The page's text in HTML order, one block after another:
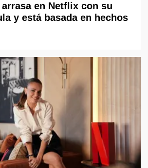
en Netflix con su
y está basada en hechos